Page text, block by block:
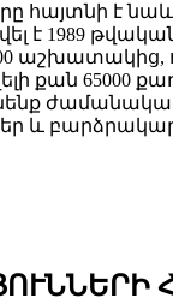
հայտնի է
է 1989
աշխատակից,
քան 65000
և